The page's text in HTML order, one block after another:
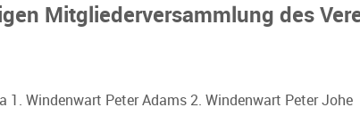
Mitgliederversammlung des
1. Windenwart Peter Adams 2. Windenwart Peter Johe